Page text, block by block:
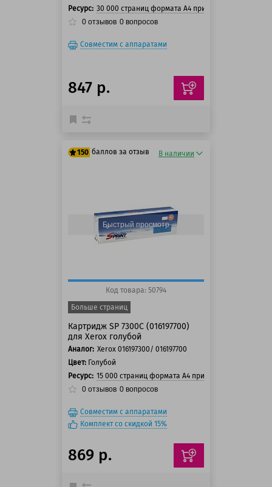
Ресурс: 30 000 страниц формата А4 при 5% заполнении
0 отзывов 0 вопросов
Совместим с аппаратами
847 р.
150 баллов за отзыв В наличии
Быстрый просмотр
Код товара: 50794
Больше страниц
Картридж SP 7300C (016197700)
для Xerox голубой
Аналог: Xerox 016197300/ 016197700
Цвет: Голубой
Ресурс: 15 000 страниц формата А4 при 5% заполнении
0 отзывов 0 вопросов
Совместим с аппаратами
Комплект со скидкой 15%
869 р.